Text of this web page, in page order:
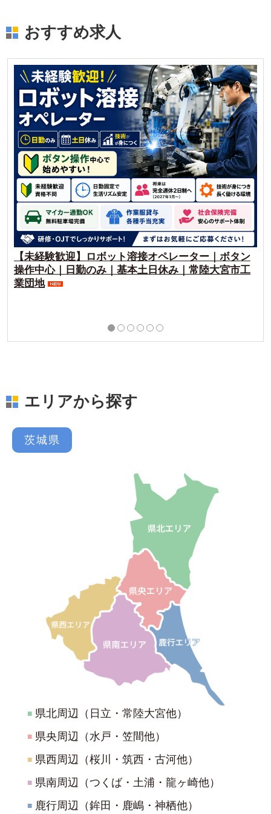
おすすめ求人
【未経験歓迎】ロボット溶接オペレーター｜ボタン
操作中心｜日勤のみ｜基本土日休み｜常陸大宮市工
業団地
エリアから探す
茨城県
■ 県北周辺（日立・常陸大宮他）
■ 県央周辺（水戸・笠間他）
■ 県西周辺（桜川・筑西・古河他）
■ 県南周辺（つくば・土浦・龍ヶ崎他）
■ 鹿行周辺（鉾田・鹿嶋・神栖他）